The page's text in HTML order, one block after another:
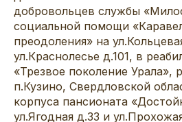
добровольцев службы
социальной помощи
преодоления» на
ул.Краснолесье д.101, в
«Трезвое поколение Урала»,
п.Кузино, Свердловской
корпуса пансионата
ул.Ягодная д.33 и